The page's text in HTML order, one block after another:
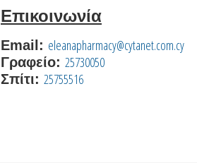
Επικοινωνία
Email: eleanapharmacy@cytanet.com.cy
Γραφείο: 25730050
Σπίτι: 25755516